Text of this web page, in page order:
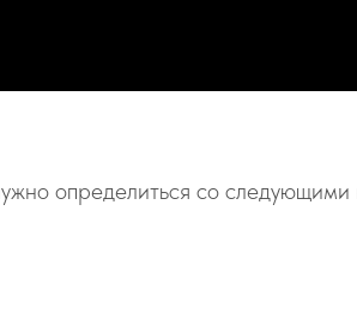
определиться со